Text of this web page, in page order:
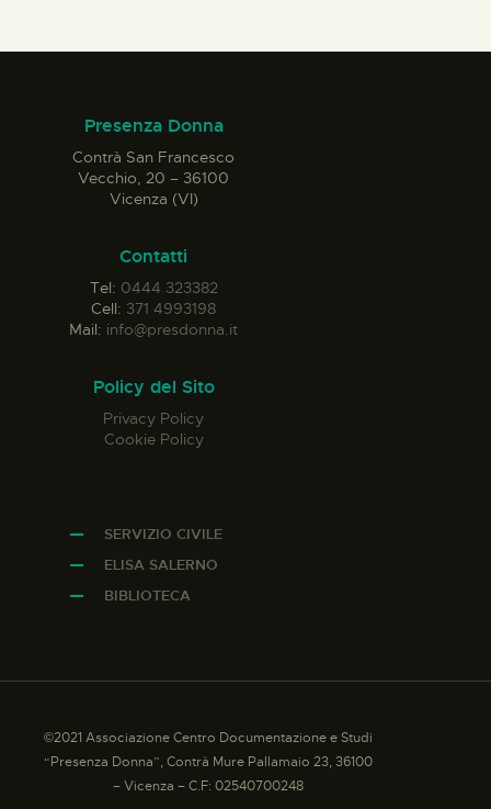
Presenza Donna
Contrà San Francesco
Vecchio, 20 – 36100
Vicenza (VI)
Contatti
Tel: 0444 323382
Cell: 371 4993198
Mail: info@presdonna.it
Policy del Sito
Privacy Policy
Cookie Policy
SERVIZIO CIVILE
ELISA SALERNO
BIBLIOTECA
©2021 Associazione Centro Documentazione e Studi
“Presenza Donna”, Contrà Mure Pallamaio 23, 36100
– Vicenza – C.F: 02540700248